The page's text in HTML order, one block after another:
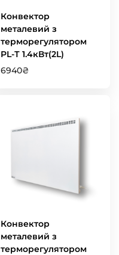
Конвектор
металевий з
терморегулятором
PL-Т 1.4кВт(2L)
6940₴
Конвектор
металевий з
терморегулятором